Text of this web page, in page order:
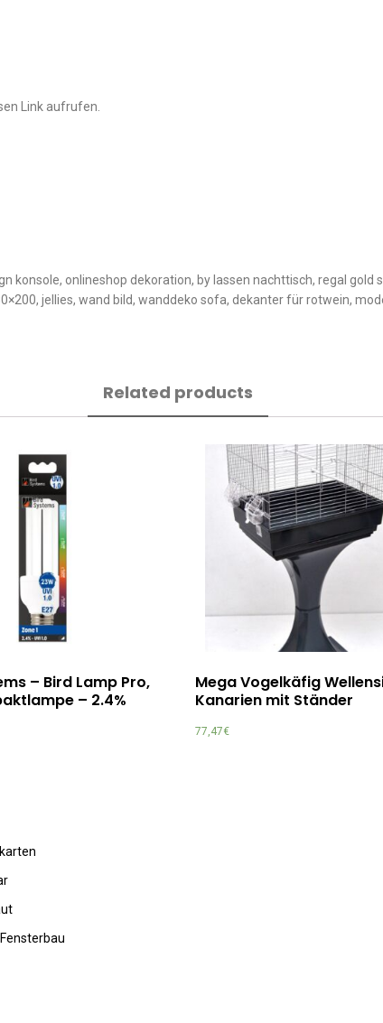
Link aufrufen.
konsole, onlineshop dekoration, by lassen nachttisch, regal gold
jellies, wand bild, wanddeko sofa, dekanter für rotwein,
Related products
– Bird Lamp Pro,
– 2.4%
Mega Vogelkäfig
Kanarien mit Ständer
77,47€